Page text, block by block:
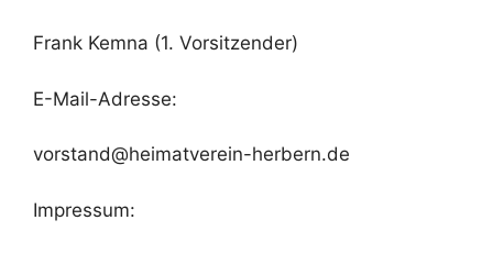
Frank Kemna (1. Vorsitzender)
E-Mail-Adresse:
vorstand@heimatverein-herbern.de
Impressum: